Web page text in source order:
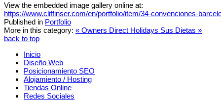
View the embedded image gallery online at:
https://www.cliffinser.com/en/portfolio/item/34-convenciones-
Published in Portfolio
More in this category: « Owners Direct Holidays Sus Dietas »
back to top
Inicio
Diseño Web
Posicionamiento SEO
Alojamiento / Hosting
Tiendas Online
Redes Sociales